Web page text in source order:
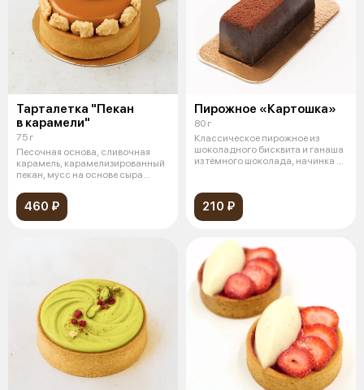
Тарталетка "Пекан
в карамели"
75 г
Песочная основа, сливочная
карамель, карамелизированный
пекан, мусс на основе сыра
460 ₽
Пирожное «Картошка»
80 г
Классическое пирожное из
шоколадного бисквита и ганаша
из тёмного шоколада, начинка из
210 ₽